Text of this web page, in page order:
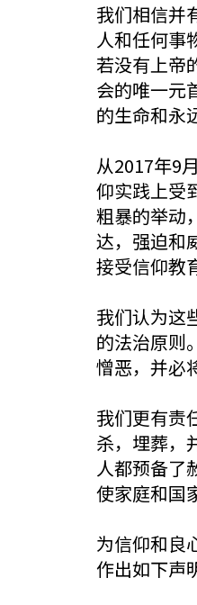
我们相信并
人和任何事
若没有上帝
会的唯一元
的生命和永
从2017年9
仰实践上受
粗暴的举动
达，强迫和
接受信仰教
我们认为这
的法治原则
憎恶，并必
我们更有责
杀，埋葬，
人都预备了
使家庭和国
为信仰和良
作出如下声